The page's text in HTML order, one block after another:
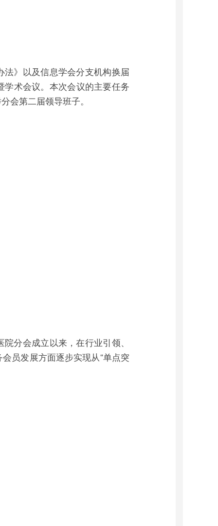
》以及信息学会分支机构换届
术会议。本次会议的主要任务
会第二届领导班子。
分会成立以来，在行业引领、
员发展方面逐步实现从“单点突